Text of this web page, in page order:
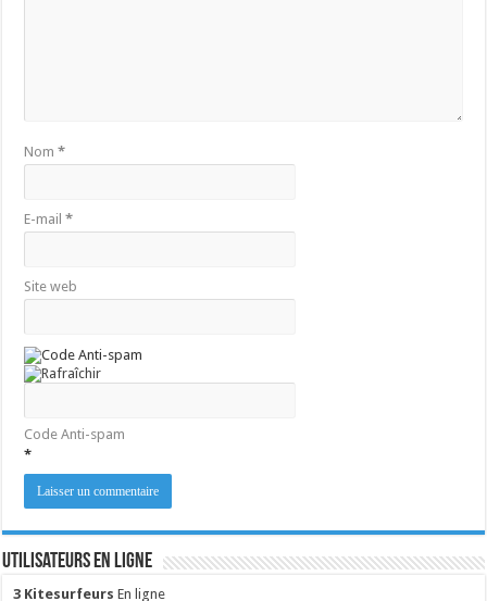
Nom*
E-mail*
Site web
Code Anti-spam
*
Utilisateurs en ligne
3 Kitesurfeurs En ligne